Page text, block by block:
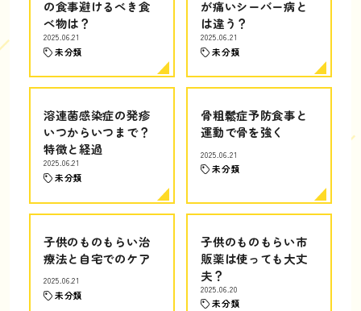
の食事避けるべき食
べ物は？
2025.06.21
未分類
が痛いシーバー病と
は違う？
2025.06.21
未分類
溶連菌感染症の発疹
いつからいつまで？
特徴と経過
2025.06.21
未分類
骨粗鬆症予防食事と
運動で骨を強く
2025.06.21
未分類
子供のものもらい治
療法と自宅でのケア
2025.06.21
未分類
子供のものもらい市
販薬は使っても大丈
夫？
2025.06.20
未分類